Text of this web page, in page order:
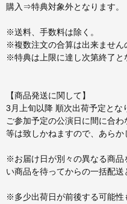
購入⇒特典対象外となります。
※送料、手数料は除く。
※複数注文の合算は出来ません
※特典は上限に達し次第終了と
【商品発送に関して】
3月上旬以降 順次出荷予定とな
ご参加予定の公演日に間に合
等は致しかねますので、あらか
※お届け日が別々の異なる商品
い商品を待ってからの一括配送
※多少出荷日が前後する可能性